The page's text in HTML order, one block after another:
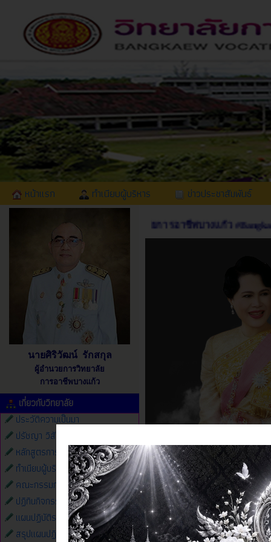
หน้าแรก ทำเนียบผู้บริหาร ข่าวประชาสัมพันธ์
นายศิริวัฒน์ รักสกุล
ผู้อำนวยการวิทยาลัย
การอาชีพบางแก้ว
เกี่ยวกับวิทยาลัย
ประวัติความเป็นมา
ปรัชญา วิสัยทัศน์ พันธกิจ
หลักสูตรการศึกษา
ทำเนียบผู้บริหาร
คณะกรรมการสถานศึกษา
ปฏิทินกิจกรรม
แผนปฏิบัติราชการ
สรุปแผนปฏิบัติราชการ
นดีต้อนรับเข้าสู่เว็บไซต์ วิทยาลัยการอาชีพบางแก้ว #Bangkaew
ข่าวประชาสัมพันธ์